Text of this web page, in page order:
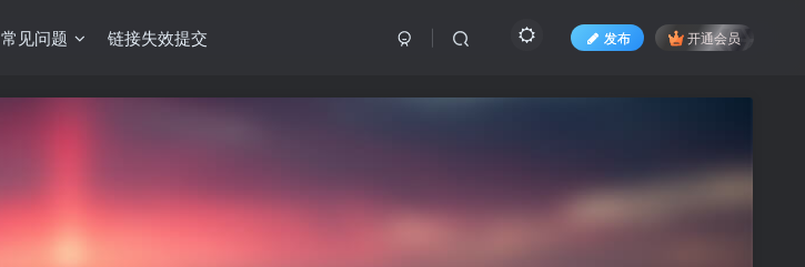
常见问题 链接失效提交 发布 开通会员